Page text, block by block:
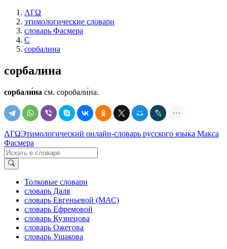
ΛΓΩ
этимологические словари
словарь Фасмера
С
сорбалина
сорбалина
сорбали́на см. соробали́на.
ΛΓΩЭтимологический онлайн-словарь русского языка Макса
Фасмера
Толковые словари
словарь Даля
словарь Евгеньевой (МАС)
словарь Ефремовой
словарь Кузнецова
словарь Ожегова
словарь Ушакова